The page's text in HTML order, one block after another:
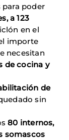
para poder
a 123
en el
importe
necesitan
de cocina y
de
sin
80 internos,
somascos